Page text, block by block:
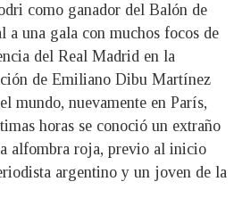
como ganador del Balón de
a una gala con muchos focos de
del Real Madrid en la
de Emiliano Dibu Martínez
mundo, nuevamente en París,
horas se conoció un extraño
alfombra roja, previo al inicio
argentino y un joven de la